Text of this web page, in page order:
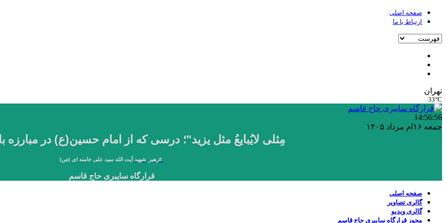
صفحه اصلی
ارتباط با ما
تهران
33°C
14:56:56
جمعه ۱۶ام مرداد ۱۴۰۵
مِثلی لایُبایعُ مثل یزید"؛ درسی که از امام حسین(ع) در مبارزه
#رهبر_شهید آیت الله سید علی خامنه ای (ص)
قرارگاه سایبری حاج قاسم
صفحه اصلی
گالری تصاویر
گالری ویدیو
مجوز قرارگاه سایبری حاج قاسم